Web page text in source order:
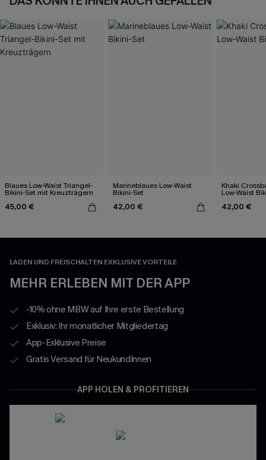
Blaues Low-Waist Triangel-
Bikini-Set mit Kreuzträgern
45,00 €
Marineblaues Low-Waist
Bikini-Set
42,00 €
Khaki
Low-Waist
42,00 €
LADEN UND FREISCHALTEN EXKLUSIVE VORTEILE
MEHR ERLEBEN MIT DER APP
-10% ohne MBW auf Ihre erste Bestellung
Exklusiv: Ihr monatlicher Mitgliedertag
App-Exklusive Preise
Gratis Versand für NeukundInnen
APP HOLEN & PROFITIEREN